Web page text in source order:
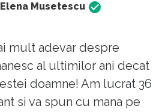
Elena Musetescu
mult adevar despre
al ultimilor ani decat
doamne! Am lucrat 36
si va spun cu mana pe